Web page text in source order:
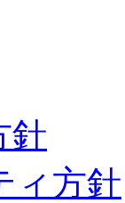
針
ィ方針